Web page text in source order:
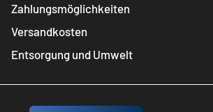
Zahlungsmöglichkeiten
Versandkosten
Entsorgung und Umwelt